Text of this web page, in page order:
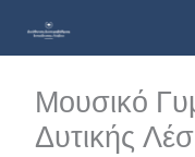
Μουσικό
Δυτικής